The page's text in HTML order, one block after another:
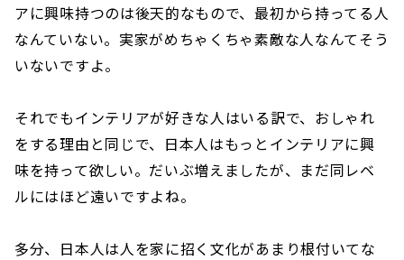
アに興味持つのは後天的なもので、最初から持ってる人
なんていない。実家がめちゃくちゃ素敵な人なんてそう
いないですよ。
それでもインテリアが好きな人はいる訳で、おしゃれ
をする理由と同じで、日本人はもっとインテリアに興
味を持って欲しい。だいぶ増えましたが、まだ同レベ
ルにはほど遠いですよね。
多分、日本人は人を家に招く文化があまり根付いてな